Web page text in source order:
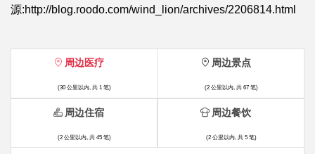
源:http://blog.roodo.com/wind_lion/archives/2206814.html
周边医疗
(30 公里以内, 共 1 笔)
周边景点
(2 公里以内, 共 67 笔)
周边住宿
(2 公里以内, 共 45 笔)
周边餐饮
(2 公里以内, 共 5 笔)